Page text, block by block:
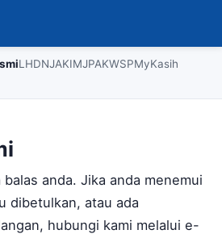
LHDNJAKIMJPAKWSPMyKasih
balas anda. Jika anda menemui
dibetulkan, atau ada
hubungi kami melalui e-